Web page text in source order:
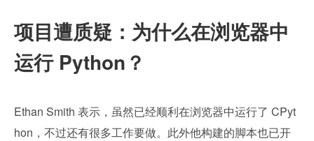
项目遭质疑：为什么在浏览器中
运行 Python？
Ethan Smith 表示，虽然已经顺利在浏览器中运行了 CPyt
hon，不过还有很多工作要做。此外他构建的脚本也已开